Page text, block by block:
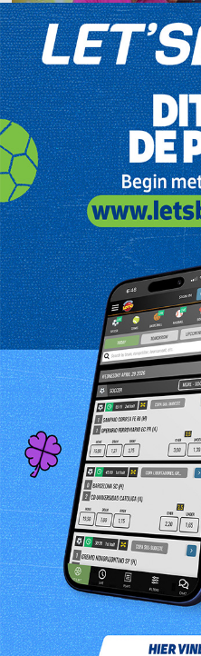
Meneer Stanley Kartokario is
eerste editie van het
oktober 2016.
Mevrouw Devida Gefferie is
radioprogramma "Spitsoor"
Durando Gefferie nam voor